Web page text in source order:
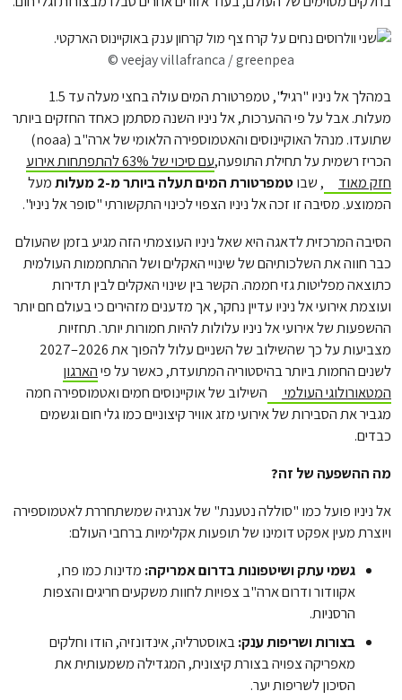
© veejay villafranca / greenpea
במהלך אל ניניו "רגיל", טמפרטורת המים עולה בחצי מעלה עד 1.5
מעלות. אבל על פי ההערכות, אל ניניו השנה מסתמן כאחד החזקים ביותר
שתועדו. מנהל האוקיינוסים והאטמוספירה הלאומי של ארה"ב (noaa)
הכריז רשמית על תחילת התופעה,
עם סיכוי של 63% להתפתחות אירוע
חזק מאוד
, שבוטמפרטורת המים תעלה ביותר מ-2 מעלות
מעל
הממוצע. מסיבה זו זכה אל ניניו הצפוי לכינוי התקשורתי "סופר אל ניניו".
הסיבה המרכזית לדאגה היא שאל ניניו העוצמתי הזה מגיע בזמן שהעולם
כבר חווה את השלכותיהם של שינויי האקלים ושל ההתחממות העולמית
כתוצאה מפליטות גזי חממה. הקשר בין שינוי האקלים לבין תדירות
ועוצמת אירועי אל ניניו עדיין נחקר, אך מדענים מזהירים כי בעולם חם יותר
ההשפעות של אירועי אל ניניו עלולות להיות חמורות יותר. תחזיות
מצביעות על כך שהשילוב של השניים עלול להפוך את 2026–2027
לשנים החמות ביותר בהיסטוריה המתועדת, כאשר על פיהארגון
המטאורולוגי העולמי
השילוב של אוקיינוסים חמים ואטמוספירה חמה
מגביר את הסבירות של אירועי מזג אוויר קיצוניים כמו גלי חום וגשמים
כבדים.
מה ההשפעה של זה?
אל ניניו פועל כמו "סוללה נטענת" של אנרגיה שמשתחררת לאטמוספירה
ויוצרת מעין אפקט דומינו של תופעות אקלימיות ברחבי העולם:
גשמי עתק ושיטפונות בדרום אמריקה: מדינות כמו פרו,
אקוודור ודרום ארה"ב צפויות לחוות משקעים חריגים והצפות
הרסניות.
בצורות ושריפות ענק:באוסטרליה, אינדונזיה, הודו וחלקים
מאפריקה צפויה בצורת קיצונית, המגדילה משמעותית את
הסיכון לשריפות יער.